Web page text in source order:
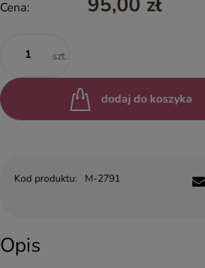
Cena:
szt.
dodaj do koszyka
Kod produktu: M-2791
Opis